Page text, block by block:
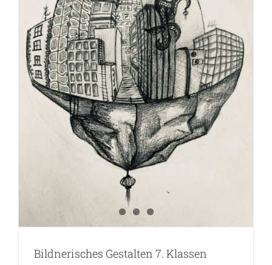
Bildnerisches Gestalten 7. Klassen